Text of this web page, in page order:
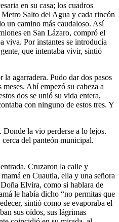
en su casa; los cuadros
Metro Salto del Agua y cada rincón
un camino más caudaloso. Así
en San Lázaro, compró el
viva. Por instantes se introducía
que intentaba vivir, sintió
agarradera. Pudo dar dos pasos
Ahí empezó su cabeza a
dos se unió su vida entera,
con ninguno de estos tres. Y
Donde la vio perderse a lo lejos.
del panteón municipal.
Cruzaron la calle y
en Cuautla, ella y una señora
Elvira, como si hablara de
le había dicho “no permitas que
sintió como se evaporaba el
sus oídos, sus lágrimas